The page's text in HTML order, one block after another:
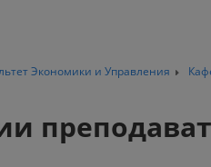
Экономики и Управления